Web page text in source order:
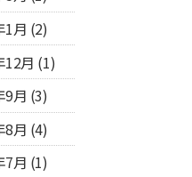
1月 (2)
12月 (1)
9月 (3)
8月 (4)
7月 (1)